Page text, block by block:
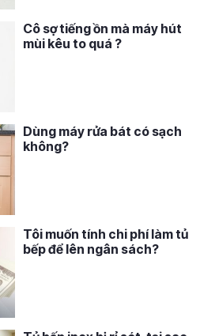
Cô sợ tiếng ồn mà máy hút
mùi kêu to quá ?
Dùng máy rửa bát có sạch
không?
Tôi muốn tính chi phí làm tủ
bếp để lên ngân sách?